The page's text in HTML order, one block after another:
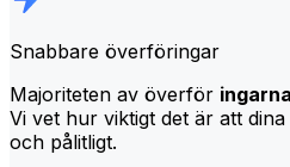
Snabbare överföringar
Majoriteten av överför
Vi vet hur viktigt det är att
och pålitligt.